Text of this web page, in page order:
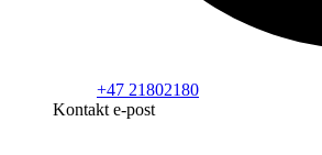
+47 21802180
Kontakt e-post